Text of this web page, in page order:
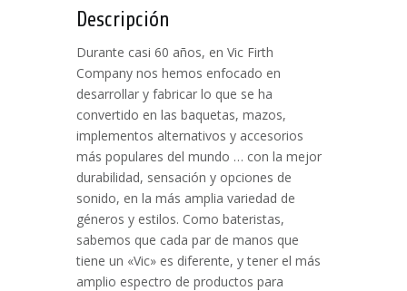
Descripción
Durante casi 60 años, en Vic Firth
Company nos hemos enfocado en
desarrollar y fabricar lo que se ha
convertido en las baquetas, mazos,
implementos alternativos y accesorios
más populares del mundo … con la mejor
durabilidad, sensación y opciones de
sonido, en la más amplia variedad de
géneros y estilos. Como bateristas,
sabemos que cada par de manos que
tiene un «Vic» es diferente, y tener el más
amplio espectro de productos para